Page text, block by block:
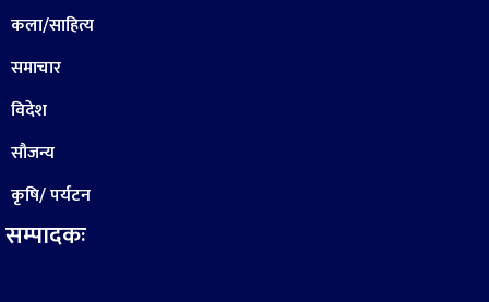
कला/साहित्य
समाचार
विदेश
सौजन्य
कृषि/ पर्यटन
सम्पादकः